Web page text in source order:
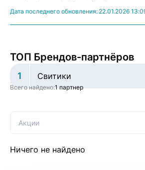
Дата последнего обновления: 22.01.2026
ТОП Брендов-партнёров
1 Свитики
Всего найдено:1 партнер
Акции
Ничего не найдено